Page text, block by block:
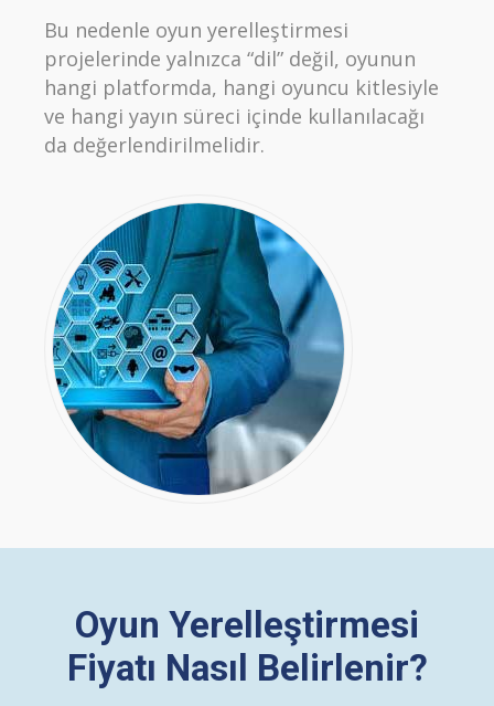
Bu nedenle oyun yerelleştirmesi
projelerinde yalnızca “dil” değil, oyunun
hangi platformda, hangi oyuncu kitlesiyle
ve hangi yayın süreci içinde kullanılacağı
da değerlendirilmelidir.
Oyun Yerelleştirmesi
Fiyatı Nasıl Belirlenir?